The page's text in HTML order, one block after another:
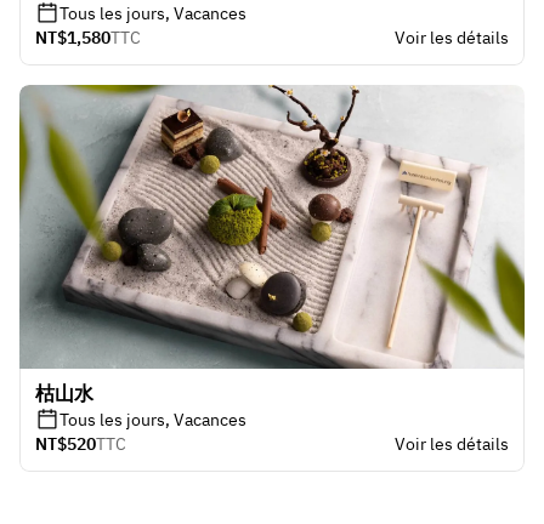
Tous les jours, Vacances
NT$1,580TTC Voir les détails
枯山水
Tous les jours, Vacances
NT$520TTC Voir les détails